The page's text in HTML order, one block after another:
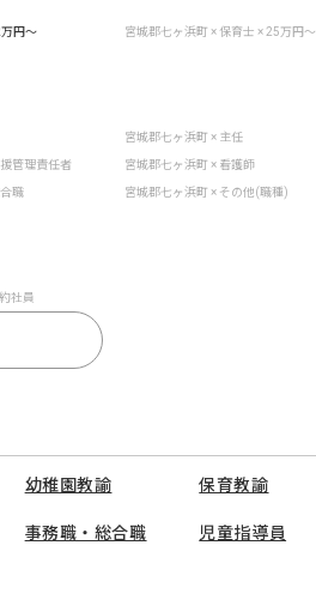
円〜 宮城郡七ヶ浜町 × 保育士 × 25万円〜
宮城郡七ヶ浜町 × 主任
管理責任者 宮城郡七ヶ浜町 × 看護師
職 宮城郡七ヶ浜町 × その他(職種)
社員
幼稚園教諭 保育教諭
事務職・総合職 児童指導員